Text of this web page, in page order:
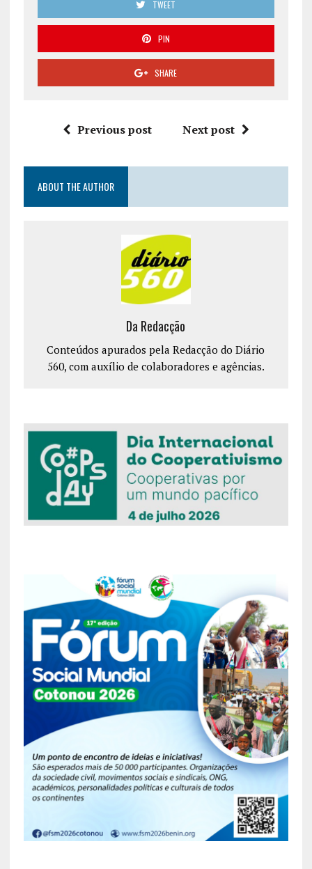
TWEET
PIN
SHARE
Previous post Next post
ABOUT THE AUTHOR
Da Redacção
Conteúdos apurados pela Redacção do Diário
560, com auxílio de colaboradores e agências.